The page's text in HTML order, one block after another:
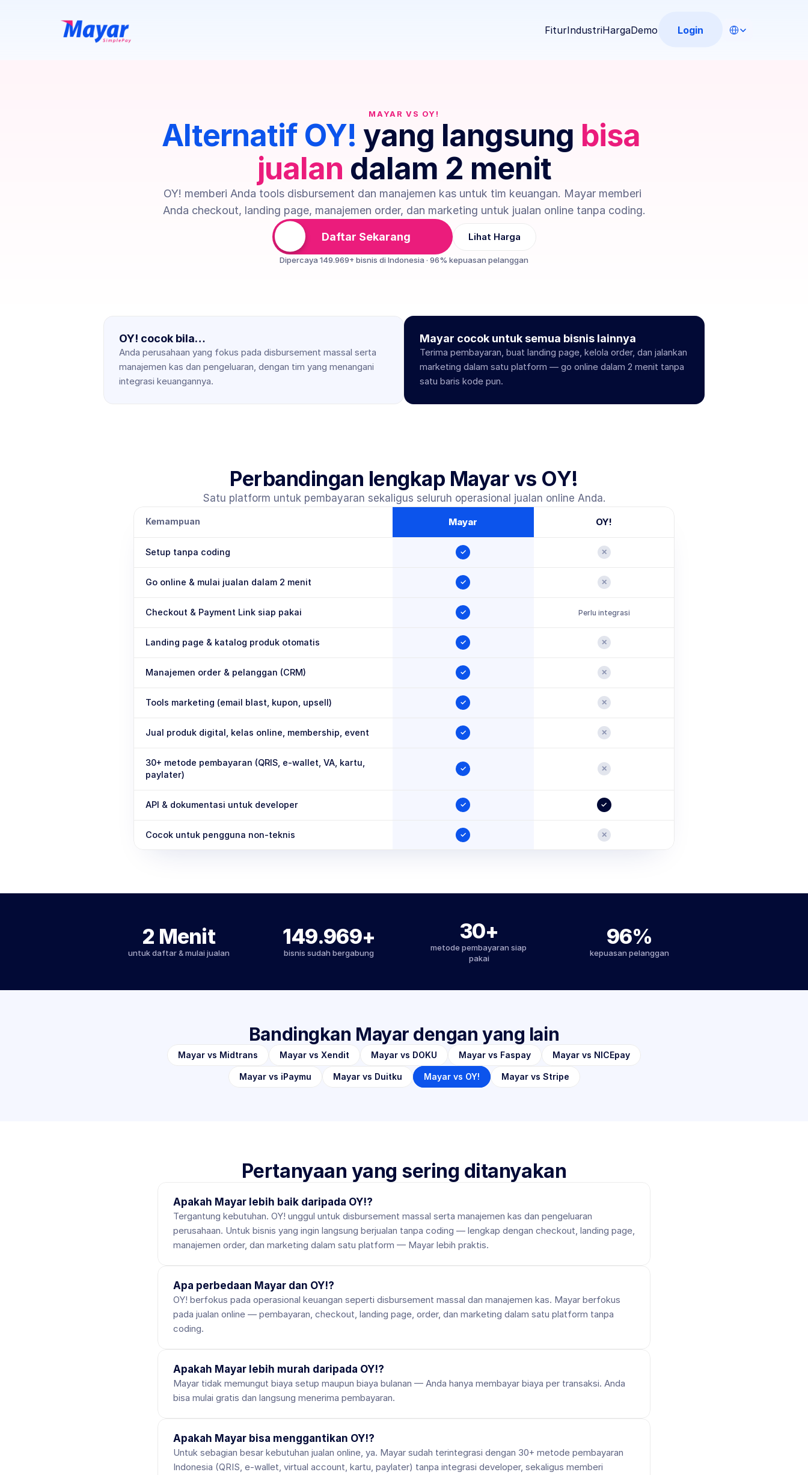
FiturIndustriHargaDemo Login
MAYAR VS OY!
Alternatif OY! yang langsung bisa
jualan dalam 2 menit
OY! memberi Anda tools disbursement dan manajemen kas untuk tim keuangan. Mayar memberi
Anda checkout, landing page, manajemen order, dan marketing untuk jualan online tanpa coding.
Daftar Sekarang Lihat Harga
Dipercaya 149.969+ bisnis di Indonesia · 96% kepuasan pelanggan
OY! cocok bila…
Anda perusahaan yang fokus pada disbursement massal serta
manajemen kas dan pengeluaran, dengan tim yang menangani
integrasi keuangannya.
Mayar cocok untuk semua bisnis lainnya
Terima pembayaran, buat landing page, kelola order, dan jalankan
marketing dalam satu platform — go online dalam 2 menit tanpa
satu baris kode pun.
Perbandingan lengkap Mayar vs OY!
Satu platform untuk pembayaran sekaligus seluruh operasional jualan online Anda.
Kemampuan Mayar OY!
Setup tanpa coding ✓ ✕
Go online & mulai jualan dalam 2 menit ✓ ✕
Checkout & Payment Link siap pakai ✓ Perlu integrasi
Landing page & katalog produk otomatis ✓ ✕
Manajemen order & pelanggan (CRM) ✓ ✕
Tools marketing (email blast, kupon, upsell) ✓ ✕
Jual produk digital, kelas online, membership, event ✓ ✕
30+ metode pembayaran (QRIS, e-wallet, VA, kartu,
paylater)
✓ ✕
API & dokumentasi untuk developer ✓ ✓
Cocok untuk pengguna non-teknis ✓ ✕
2 Menit
untuk daftar & mulai jualan
149.969+
bisnis sudah bergabung
30+
metode pembayaran siap
pakai
96%
kepuasan pelanggan
Bandingkan Mayar dengan yang lain
Mayar vs Midtrans Mayar vs Xendit Mayar vs DOKU Mayar vs Faspay Mayar vs NICEpay
Mayar vs iPaymu Mayar vs Duitku Mayar vs OY! Mayar vs Stripe
Pertanyaan yang sering ditanyakan
Apakah Mayar lebih baik daripada OY!?
Tergantung kebutuhan. OY! unggul untuk disbursement massal serta manajemen kas dan pengeluaran
perusahaan. Untuk bisnis yang ingin langsung berjualan tanpa coding — lengkap dengan checkout, landing page,
manajemen order, dan marketing dalam satu platform — Mayar lebih praktis.
Apa perbedaan Mayar dan OY!?
OY! berfokus pada operasional keuangan seperti disbursement massal dan manajemen kas. Mayar berfokus
pada jualan online — pembayaran, checkout, landing page, order, dan marketing dalam satu platform tanpa
coding.
Apakah Mayar lebih murah daripada OY!?
Mayar tidak memungut biaya setup maupun biaya bulanan — Anda hanya membayar biaya per transaksi. Anda
bisa mulai gratis dan langsung menerima pembayaran.
Apakah Mayar bisa menggantikan OY!?
Untuk sebagian besar kebutuhan jualan online, ya. Mayar sudah terintegrasi dengan 30+ metode pembayaran
Indonesia (QRIS, e-wallet, virtual account, kartu, paylater) tanpa integrasi developer, sekaligus memberi